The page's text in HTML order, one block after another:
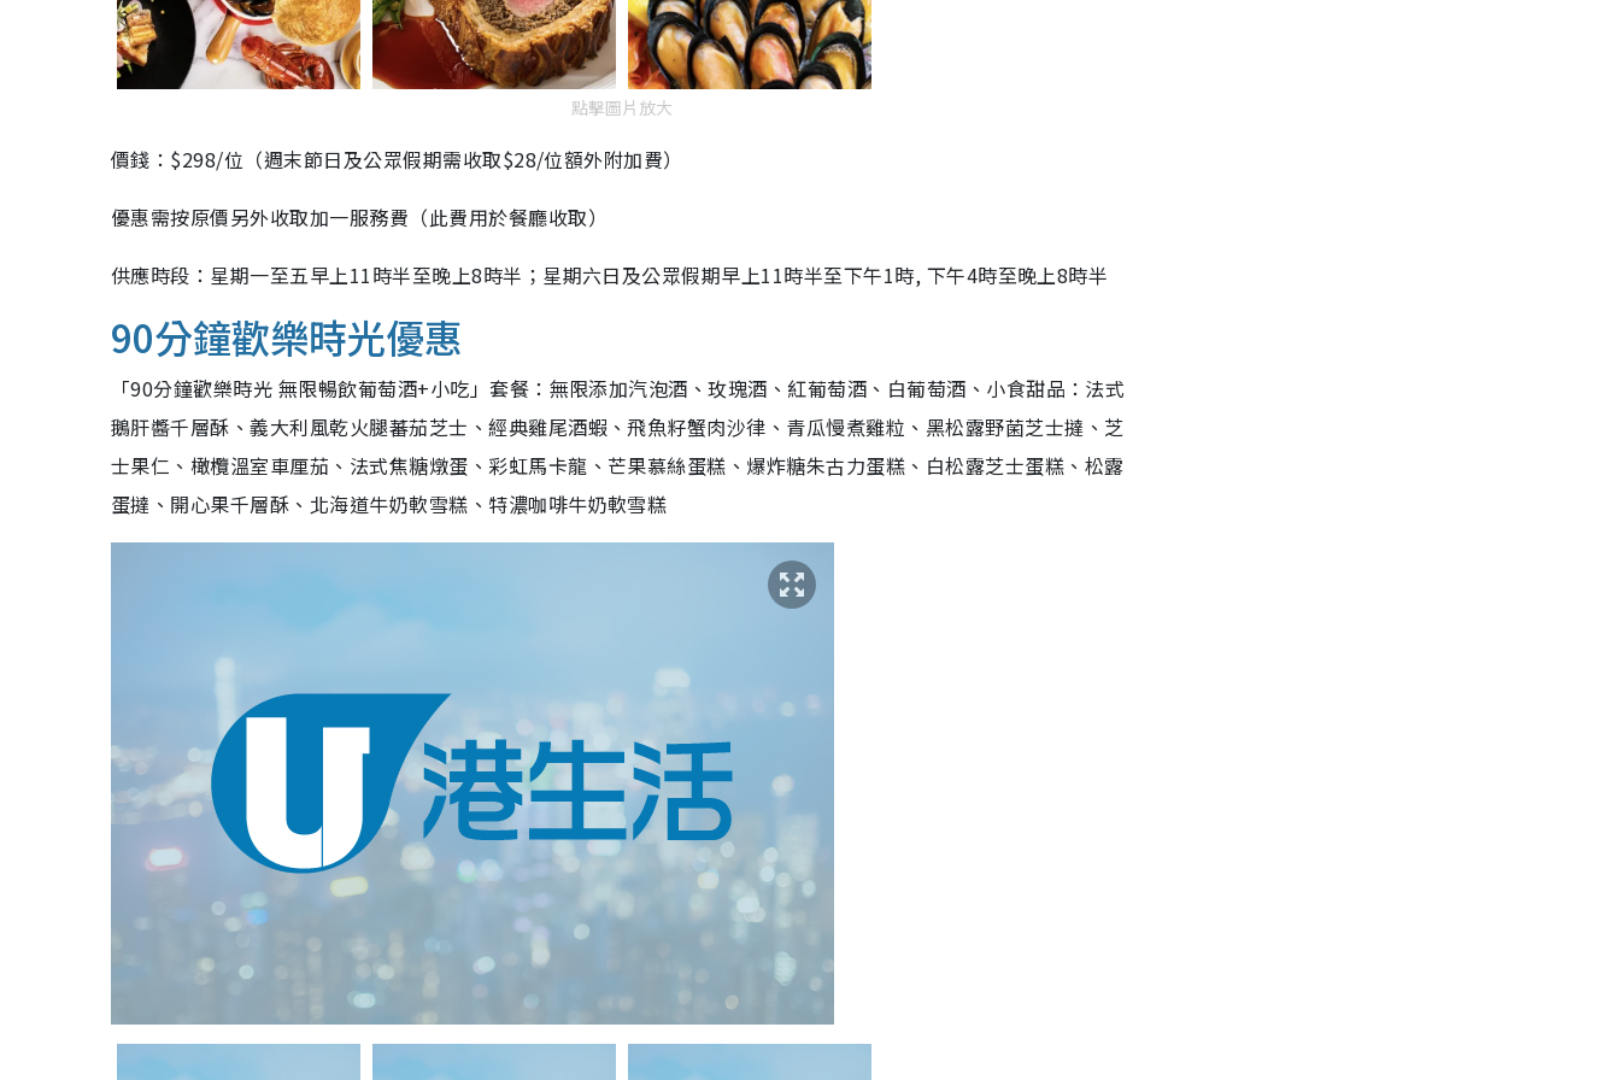
點擊圖片放大
價錢：$298/位（週末節日及公眾假期需收取$28/位額外附加費）
優惠需按原價另外收取加一服務費（此費用於餐廳收取）
供應時段：星期一至五早上11時半至晚上8時半；星期六日及公眾假期早上11時半至下午1時, 下午4時至晚上8時半
90分鐘歡樂時光優惠
「90分鐘歡樂時光 無限暢飲葡萄酒+小吃」套餐：無限添加汽泡酒、玫瑰酒、紅葡萄酒、白葡萄酒、小食甜品：法式
鵝肝醬千層酥、義大利風乾火腿蕃茄芝士、經典雞尾酒蝦、飛魚籽蟹肉沙律、青瓜慢煮雞粒、黑松露野菌芝士撻、芝
士果仁、橄欖溫室車厘茄、法式焦糖燉蛋、彩虹馬卡龍、芒果慕絲蛋糕、爆炸糖朱古力蛋糕、白松露芝士蛋糕、松露
蛋撻、開心果千層酥、北海道牛奶軟雪糕、特濃咖啡牛奶軟雪糕